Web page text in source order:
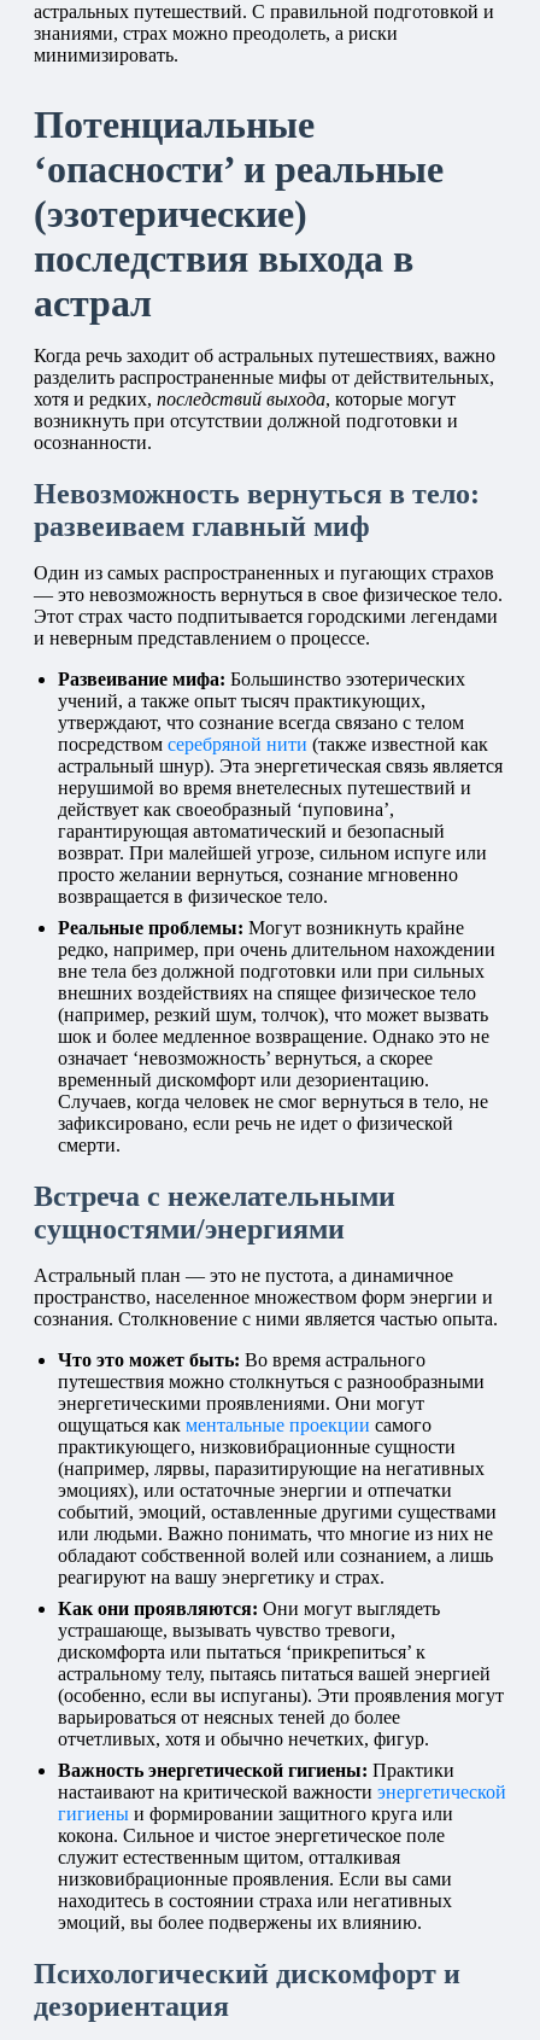
астральных путешествий. С правильной подготовкой и
знаниями, страх можно преодолеть, а риски
минимизировать.
Потенциальные
‘опасности’ и реальные
(эзотерические)
последствия выхода в
астрал
Когда речь заходит об астральных путешествиях, важно
разделить распространенные мифы от действительных,
хотя и редких, последствий выхода, которые могут
возникнуть при отсутствии должной подготовки и
осознанности.
Невозможность вернуться в тело:
развеиваем главный миф
Один из самых распространенных и пугающих страхов
— это невозможность вернуться в свое физическое тело.
Этот страх часто подпитывается городскими легендами
и неверным представлением о процессе.
Развеивание мифа: Большинство эзотерических
учений, а также опыт тысяч практикующих,
утверждают, что сознание всегда связано с телом
посредством серебряной нити (также известной как
астральный шнур). Эта энергетическая связь является
нерушимой во время внетелесных путешествий и
действует как своеобразный ‘пуповина’,
гарантирующая автоматический и безопасный
возврат. При малейшей угрозе, сильном испуге или
просто желании вернуться, сознание мгновенно
возвращается в физическое тело.
Реальные проблемы: Могут возникнуть крайне
редко, например, при очень длительном нахождении
вне тела без должной подготовки или при сильных
внешних воздействиях на спящее физическое тело
(например, резкий шум, толчок), что может вызвать
шок и более медленное возвращение. Однако это не
означает ‘невозможность’ вернуться, а скорее
временный дискомфорт или дезориентацию.
Случаев, когда человек не смог вернуться в тело, не
зафиксировано, если речь не идет о физической
смерти.
Встреча с нежелательными
сущностями/энергиями
Астральный план — это не пустота, а динамичное
пространство, населенное множеством форм энергии и
сознания. Столкновение с ними является частью опыта.
Что это может быть: Во время астрального
путешествия можно столкнуться с разнообразными
энергетическими проявлениями. Они могут
ощущаться как ментальные проекции самого
практикующего, низковибрационные сущности
(например, лярвы, паразитирующие на негативных
эмоциях), или остаточные энергии и отпечатки
событий, эмоций, оставленные другими существами
или людьми. Важно понимать, что многие из них не
обладают собственной волей или сознанием, а лишь
реагируют на вашу энергетику и страх.
Как они проявляются: Они могут выглядеть
устрашающе, вызывать чувство тревоги,
дискомфорта или пытаться ‘прикрепиться’ к
астральному телу, пытаясь питаться вашей энергией
(особенно, если вы испуганы). Эти проявления могут
варьироваться от неясных теней до более
отчетливых, хотя и обычно нечетких, фигур.
Важность энергетической гигиены: Практики
настаивают на критической важности энергетической
гигиены и формировании защитного круга или
кокона. Сильное и чистое энергетическое поле
служит естественным щитом, отталкивая
низковибрационные проявления. Если вы сами
находитесь в состоянии страха или негативных
эмоций, вы более подвержены их влиянию.
Психологический дискомфорт и
дезориентация